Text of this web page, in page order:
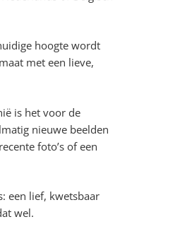
hoogte wordt
met een lieve,
is het voor de
nieuwe beelden
foto’s of een
een lief, kwetsbaar
wel.